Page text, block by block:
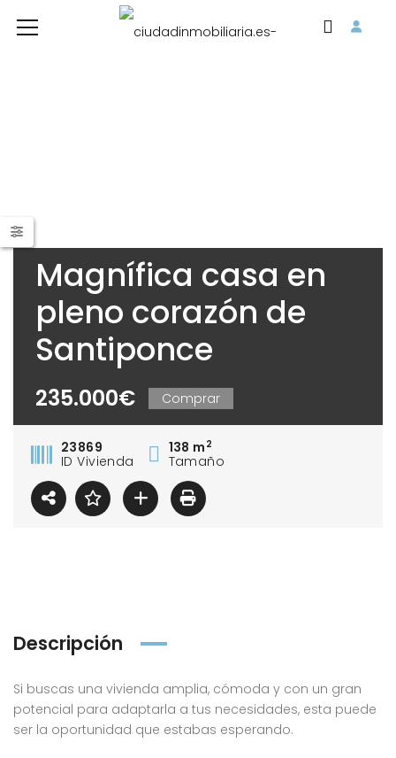
Magnífica casa en
pleno corazón de
Santiponce
235.000€ Comprar
23869
ID Vivienda
138 m 2
Tamaño
Descripción
Si buscas una vivienda amplia, cómoda y con un gran
potencial para adaptarla a tus necesidades, esta puede
ser la oportunidad que estabas esperando.